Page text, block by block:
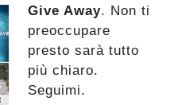
Give Away. Non ti
preoccupare
presto sarà tutto
più chiaro.
Seguimi.